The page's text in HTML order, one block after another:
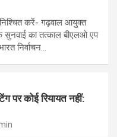
करें- गढ़वाल आयुक्त
का तत्काल बीएलओ एप
निर्वाचन…
पर कोई रियायत नहीं: